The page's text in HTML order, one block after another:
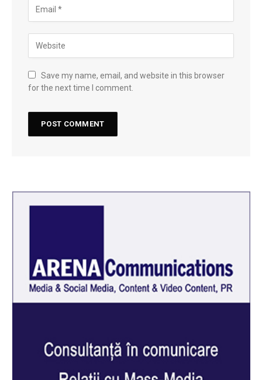
Save my name, email, and website in this browser
for the next time I comment.